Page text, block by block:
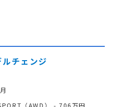
チェンジ
（AWD） - 706万円